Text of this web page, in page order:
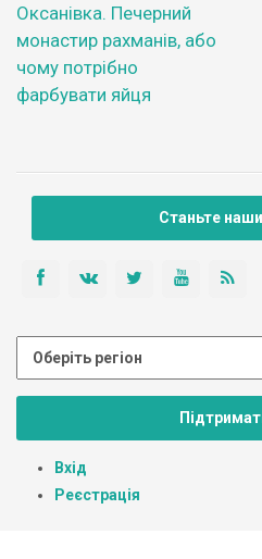
Оксанівка. Печерний
монастир рахманів, або
чому потрібно
фарбувати яйця
Станьте
Вхід
Реєстрація